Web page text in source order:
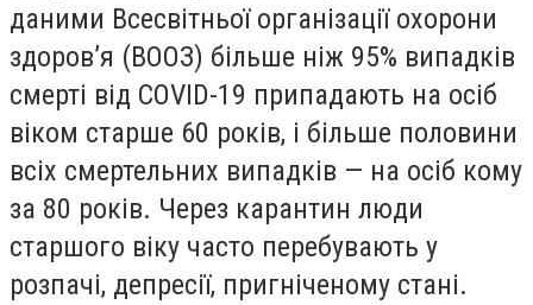
даними Всесвітньої організації охорони
здоров’я (ВООЗ) більше ніж 95% випадків
смерті від COVID-19 припадають на осіб
віком старше 60 років, і більше половини
всіх смертельних випадків — на осіб кому
за 80 років. Через карантин люди
старшого віку часто перебувають у
розпачі, депресії, пригніченому стані.